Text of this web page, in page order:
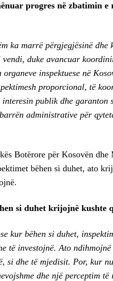
progres në zbatimin e
ka marrë përgjegjësinë dhe
vendi, duke avancuar
inspektuese në
proporcional, të
publik dhe garanton
administrative për
Botërore për Kosovën dhe
bëhen si duhet, ato
si duhet krijojnë kushte
kur bëhen si duhet,
të investojnë. Ato
si dhe të mjedisit. Por, kur
dhe një perceptim të